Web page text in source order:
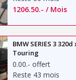
1206.50.- / Mois
BMW SERIES 3 320d
Touring
0.00.- offert
Reste 43 mois